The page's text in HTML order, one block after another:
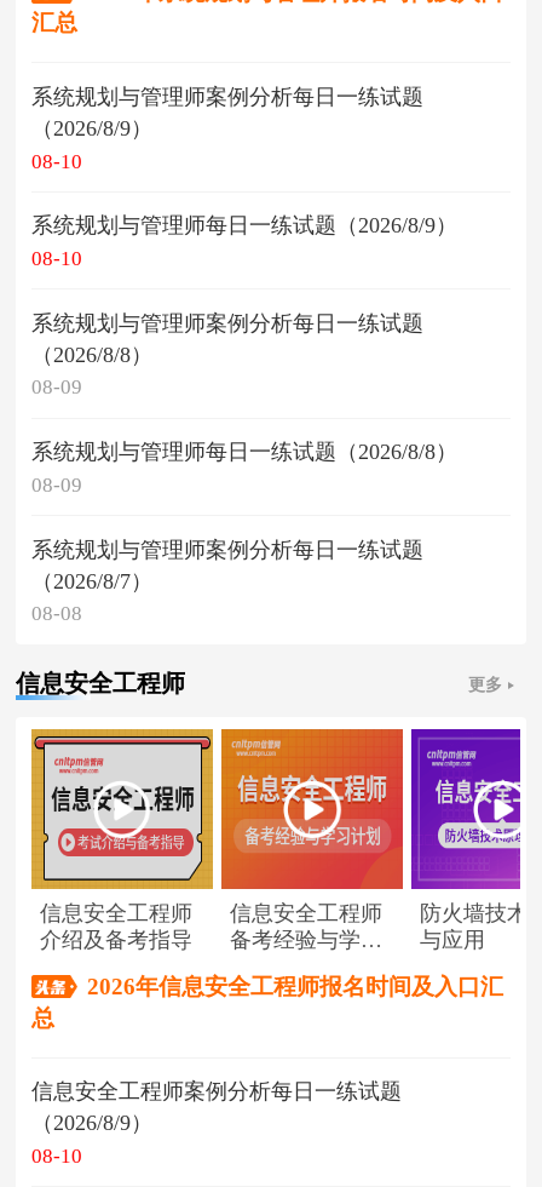
汇总
系统规划与管理师案例分析每日一练试题
（2026/8/9）
08-10
系统规划与管理师每日一练试题（2026/8/9）
08-10
系统规划与管理师案例分析每日一练试题
（2026/8/8）
08-09
系统规划与管理师每日一练试题（2026/8/8）
08-09
系统规划与管理师案例分析每日一练试题
（2026/8/7）
08-08
信息安全工程师 更多
信息安全工程师
介绍及备考指导
信息安全工程师
备考经验与学习
防火墙技术
与应用
2026年信息安全工程师报名时间及入口汇
总
信息安全工程师案例分析每日一练试题
（2026/8/9）
08-10